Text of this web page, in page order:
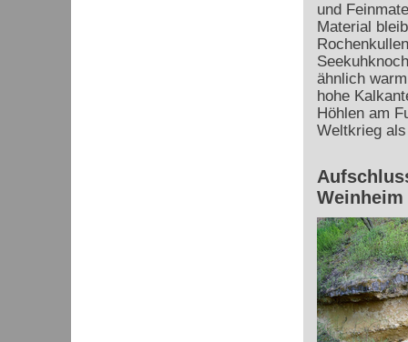
und
Material
ähnlich
hohe
Höhlen am
Weltkrieg
Weinheim